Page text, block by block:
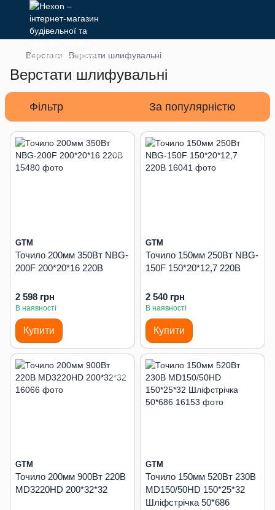
Верстати Верстати шлифувальні
Верстати шлифувальні
Фільтр За популярністю
GTM
Точило 200мм 350Вт NBG-
200F 200*20*16 220В
2 598 грн
В наявності
Купити
GTM
Точило 150мм 250Вт NBG-
150F 150*20*12,7 220В
2 540 грн
В наявності
Купити
GTM
Точило 200мм 900Вт 220В
MD3220HD 200*32*32
GTM
Точило 150мм 520Вт 230В
MD150/50HD 150*25*32
Шліфстрічка 50*686